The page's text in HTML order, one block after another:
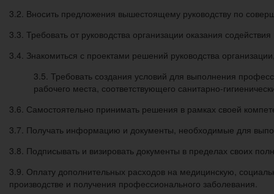
3.2. Вносить предложения вышестоящему руководству по
3.3. Требовать от руководства организации оказания
3.4. Знакомиться с проектами решений руководства
3.5. Требовать создания условий для выполнения
рабочего места, соответствующего санитарно-
3.6. Самостоятельно принимать решения в рамках своей
3.7. Получать информацию и документы, необходимые для
3.8. Подписывать и визировать документы в пределах своих
3.9. Оплату дополнительных расходов на медицинскую,
производстве и получения профессионального заболевания.